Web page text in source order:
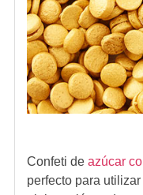
Confeti de azúcar
perfecto para